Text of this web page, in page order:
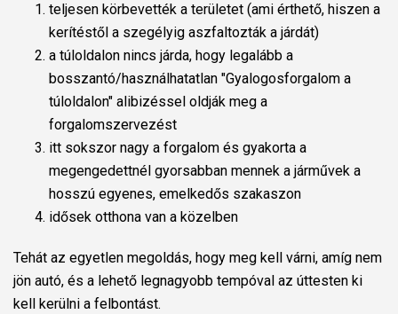
teljesen körbevették a területet (ami érthető, hiszen a
kerítéstől a szegélyig aszfaltozták a járdát)
a túloldalon nincs járda, hogy legalább a
bosszantó/használhatatlan "Gyalogosforgalom a
túloldalon" alibizéssel oldják meg a
forgalomszervezést
itt sokszor nagy a forgalom és gyakorta a
megengedettnél gyorsabban mennek a járművek a
hosszú egyenes, emelkedős szakaszon
idősek otthona van a közelben
Tehát az egyetlen megoldás, hogy meg kell várni, amíg nem
jön autó, és a lehető legnagyobb tempóval az úttesten ki
kell kerülni a felbontást.